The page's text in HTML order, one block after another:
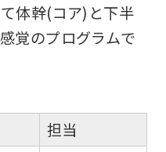
体幹(コア)と下半
覚のプログラムで
担当